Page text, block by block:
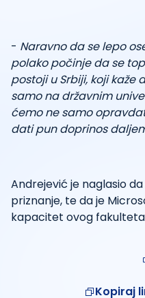
- Naravno da se lepo
polako počinje da se
postoji u Srbiji, koji
samo na državnim
ćemo ne samo
dati pun doprinos
Andrejević je naglasio
priznanje, te da je
kapacitet ovog
Kopiraj